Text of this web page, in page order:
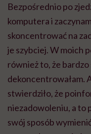
Bezpośrednio po
komputera i
skoncentrować na
je szybciej. W moich
również to, że bardzo
dekoncentrowałam.
stwierdziło, że
niezadowoleniu, a to
swój sposób